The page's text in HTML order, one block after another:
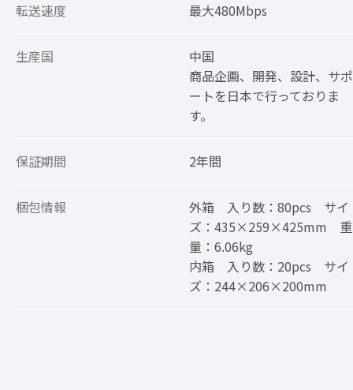
転送速度 最大480Mbps
生産国
中国
商品企画、開発、設計、サポ
ートを日本で行っておりま
す。
保証期間 2年間
梱包情報
外箱 入り数：80pcs サイ
ズ：435×259×425mm 重
量：6.06kg
内箱 入り数：20pcs サイ
ズ：244×206×200mm